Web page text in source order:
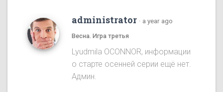
administrator · a year ago
Весна. Игра третья
Lyudmila OCONNOR, информации
о старте осенней серии ещё нет.
Админ.